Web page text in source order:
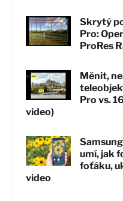
Skrytý
Pro:
ProRes
Měnit,
Pro vs.
video)
umí, jak
foťáku,
video